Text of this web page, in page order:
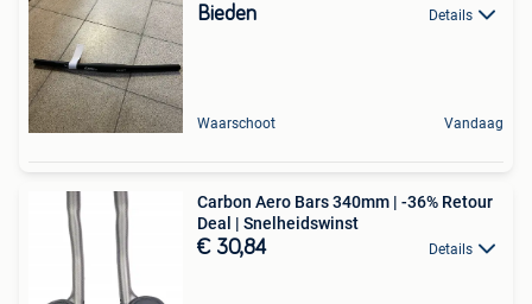
Bieden Details
Waarschoot Vandaag
Carbon Aero Bars 340mm | -36% Retour
Deal | Snelheidswinst
€ 30,84 Details